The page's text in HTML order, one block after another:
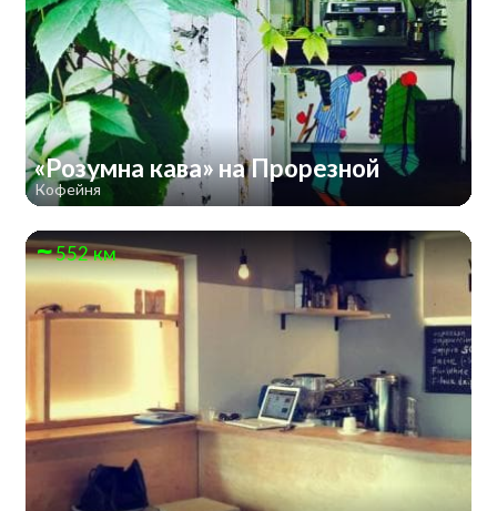
«Розумна кава» на Прорезной
Кофейня
552 км